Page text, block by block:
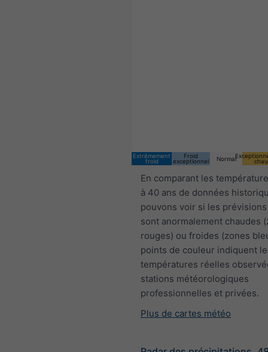
Extrêmement
froid
Froid
exceptionnel
Normal
En comparant les
à 40 ans de données
pouvons voir si les
sont anormalement chaudes
rouges) ou froides (zones
points de couleur indiquent
températures réelles
stations météorologiques
professionnelles et privées.
Plus de cartes météo